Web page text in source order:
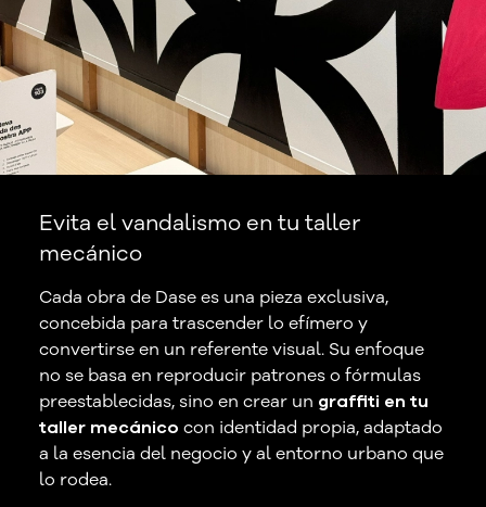
Evita el vandalismo en tu taller
mecánico
Cada obra de Dase es una pieza exclusiva,
concebida para trascender lo efímero y
convertirse en un referente visual. Su enfoque
no se basa en reproducir patrones o fórmulas
preestablecidas, sino en crear un graffiti en tu
taller mecánico con identidad propia, adaptado
a la esencia del negocio y al entorno urbano que
lo rodea.